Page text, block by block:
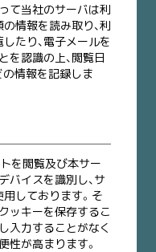
て当社のサーバは利
情報を読み取り、利
たり、電子メールを
認識の上、閲覧日
情報を記録しま
を閲覧及び本サー
バイスを識別し、サ
しております。そ
ッキーを保存するこ
入力することがなく
性が高まります。